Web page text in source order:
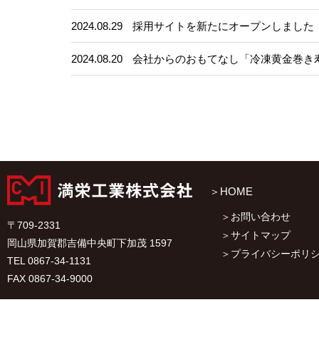
2024.08.29 採用サイトを新たにオープンしました
2024.08.20 会社からのおもてなし「冷凍黄金巻き
〒709-2331
岡山県加賀郡吉備中央町下加茂 1597
TEL 0867-34-1131
FAX 0867-34-9000
HOME
お問い合わせ
サイトマップ
プライバシーポリ